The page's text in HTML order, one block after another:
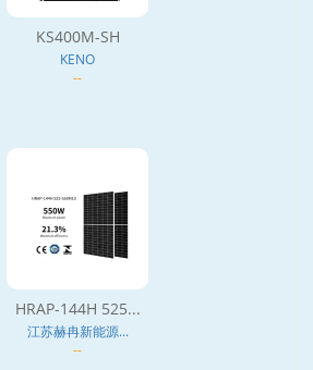
KS400M-SH
KENO
--
HRAP-144H 525...
江苏赫冉新能源...
--